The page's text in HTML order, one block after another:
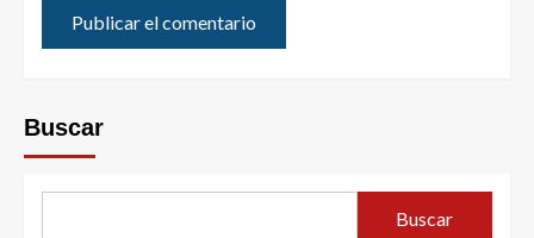
Buscar
Buscar